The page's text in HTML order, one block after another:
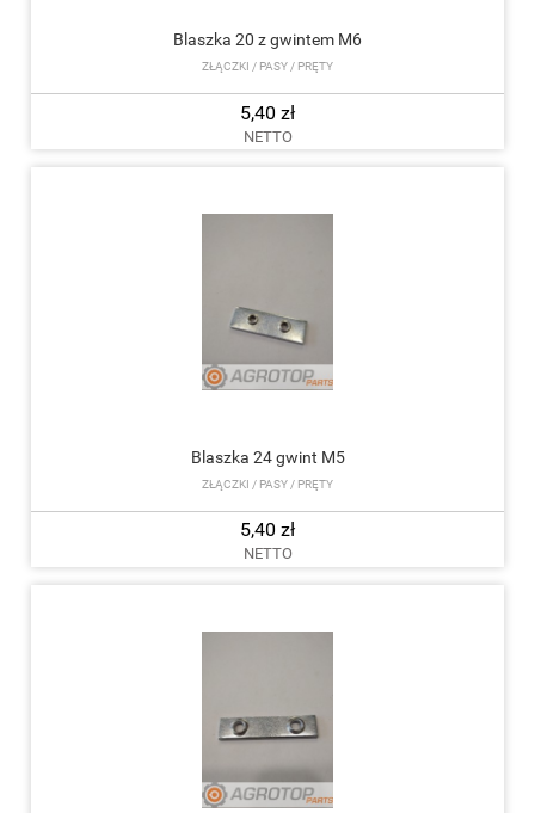
Blaszka 20 z gwintem M6
ZŁĄCZKI / PASY / PRĘTY
5,40 zł
NETTO
Blaszka 24 gwint M5
ZŁĄCZKI / PASY / PRĘTY
5,40 zł
NETTO